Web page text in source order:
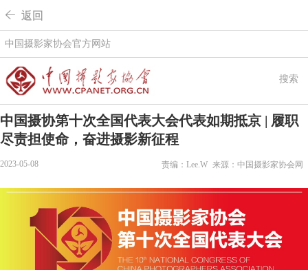
 返回
中国摄影家协会官方网站
搜索
中国摄协第十次全国代表大会代表如期抵京 | 履职
尽责担使命，奋进摄影新征程
2023-05-08 来源：中国摄影家协会网
责编：Lee.W